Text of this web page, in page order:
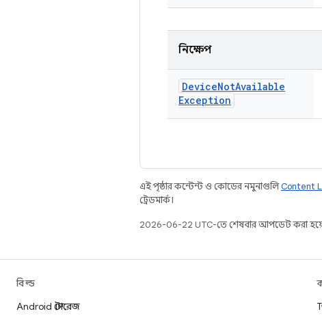
নিক্ষেপ
DeviceNotAvailable
Exception
এই পৃষ্ঠার কন্টেন্ট ও কোডের নমুনাগুলিContent
ট্রেডমার্ক।
2026-06-22 UTC-তে শেষবার আপডেট করা
বিল্ড
Android স্টোরেজ